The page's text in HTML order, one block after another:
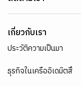
เกี่ยวกับเรา
ประวัติความเป็นมา
ธุรกิจในเครืออิเดมิตสึ